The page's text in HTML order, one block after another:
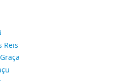
Reis